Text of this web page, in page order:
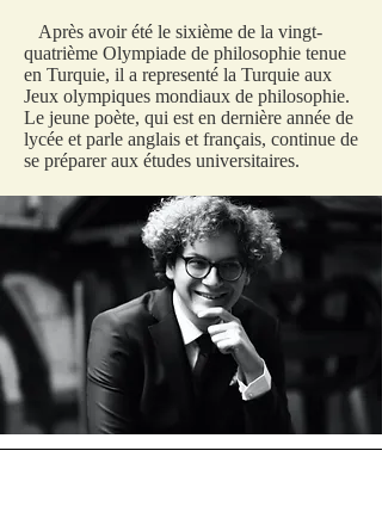
Après avoir été le sixième de la vingt-
quatrième Olympiade de philosophie tenue
en Turquie, il a representé la Turquie aux
Jeux olympiques mondiaux de philosophie.
Le jeune poète, qui est en dernière année de
lycée et parle anglais et français, continue de
se préparer aux études universitaires.